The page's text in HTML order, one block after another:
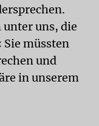
uns, die
Sie müssten
und
in unserem